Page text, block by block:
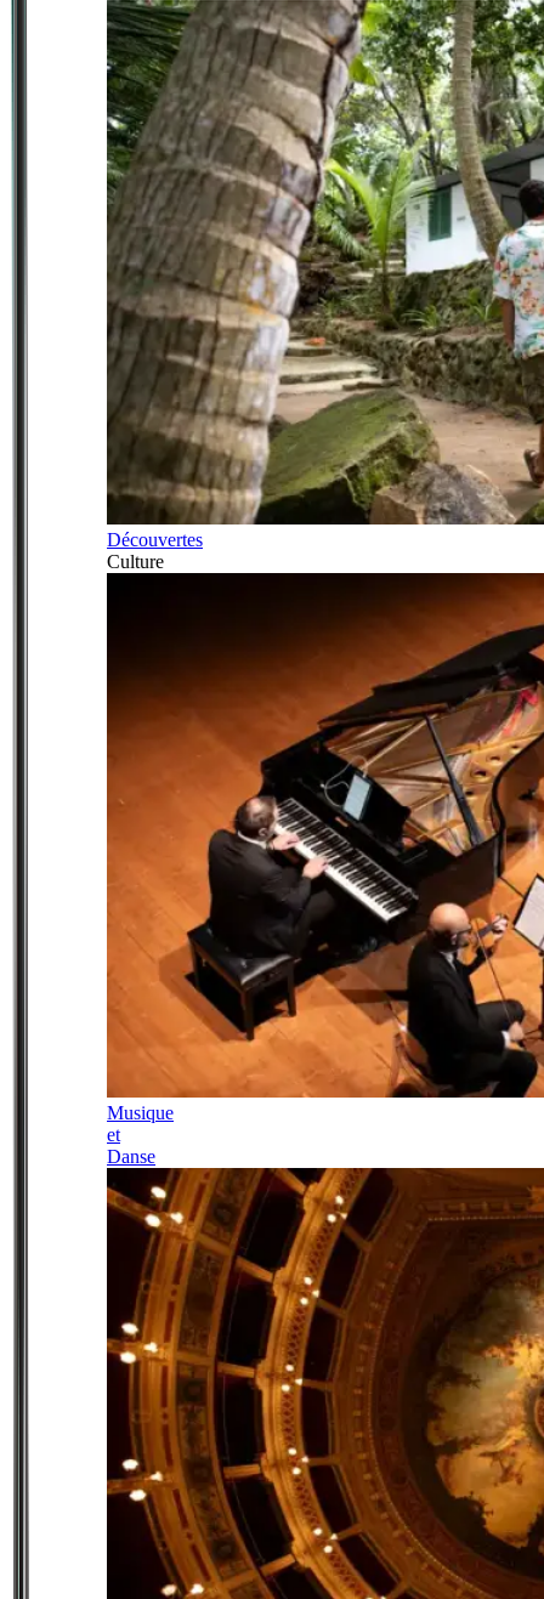
Découvertes
Culture
Musique
et
Danse